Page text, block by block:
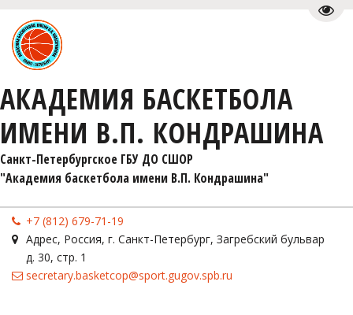
АКАДЕМИЯ БАСКЕТБОЛА
ИМЕНИ В.П. КОНДРАШИНА
Санкт-Петербургское ГБУ ДО СШОР
"Академия баскетбола имени В.П. Кондрашина"
+7 (812) 679-71-19
Адрес, Россия, г. Санкт-Петербург, Загребский бульвар
д. 30, стр. 1
secretary.basketcop@sport.gugov.spb.ru